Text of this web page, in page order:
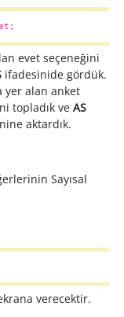
evet seçeneğini
ifadesinide gördük.
yer alan anket
topladık ve AS
aktardık.
Sayısal
verecektir.